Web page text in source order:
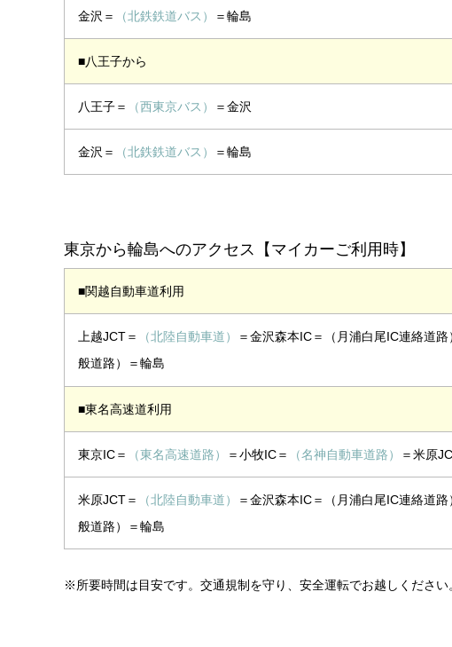
金沢＝ （北鉄鉄道バス） ＝輪島
■八王子から
八王子＝ （西東京バス） ＝金沢
金沢＝ （北鉄鉄道バス） ＝輪島
東京から輪島へのアクセス【マイカーご利用時】
■関越自動車道利用
上越JCT＝ （北陸自動車道）
＝金沢森本IC＝（月浦白尾IC連絡道
般道路）＝輪島
■東名高速道利用
東京IC＝ （東名高速道路） ＝小牧IC＝ （名神自動車道路） ＝米原
米原JCT＝
（北陸自動車道）
＝金沢森本IC＝（月浦白尾IC連絡道
般道路）＝輪島
※所要時間は目安です。交通規制を守り、安全運転でお越しください